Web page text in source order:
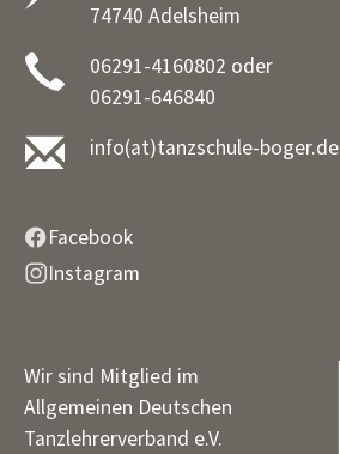
74740 Adelsheim
06291-4160802 oder
06291-646840
info(at)tanzschule-boger.de
Facebook
Instagram
Wir sind Mitglied im
Allgemeinen Deutschen
Tanzlehrerverband e.V.